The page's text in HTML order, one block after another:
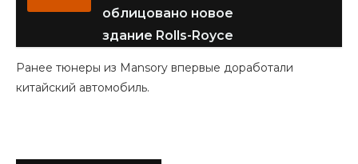
облицовано новое
здание Rolls-Royce
Ранее тюнеры из Mansory впервые доработали
китайский автомобиль.